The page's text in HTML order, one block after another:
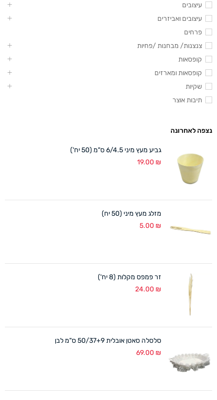
עיצובים
עיצובים ואביזרים
פרחים
צנצנות/ מבחנות /פחיות
קופסאות
קופסאות ומארזים
שקיות
תיבות אוצר
נצפה לאחרונה
גביע מעץ מיני 6/4.5 ס"מ (50 יח')
19.00 ₪
מזלג מעץ מיני (50 יח)
5.00 ₪
זר פמפס מקלות (8 יח')
24.00 ₪
סלסלה סאטן אובלית 50/37+9 ס"מ לבן
69.00 ₪